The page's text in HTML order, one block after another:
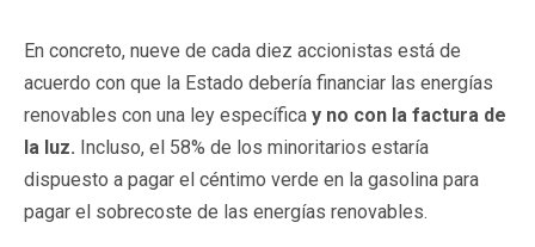
En concreto, nueve de cada diez accionistas está de
acuerdo con que la Estado debería financiar las energías
renovables con una ley específica y no con la factura de
la luz. Incluso, el 58% de los minoritarios estaría
dispuesto a pagar el céntimo verde en la gasolina para
pagar el sobrecoste de las energías renovables.